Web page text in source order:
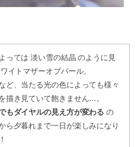
っては 淡い雪の結晶 のように見
イトマザーオブパール。
ど、当たる光の色によっても様々
描き見ていて飽きません…。
もダイヤルの見え方が変わる の
ら夕暮れまで一日が楽しみになり